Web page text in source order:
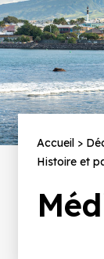
Fil
Accueil
Histoire et